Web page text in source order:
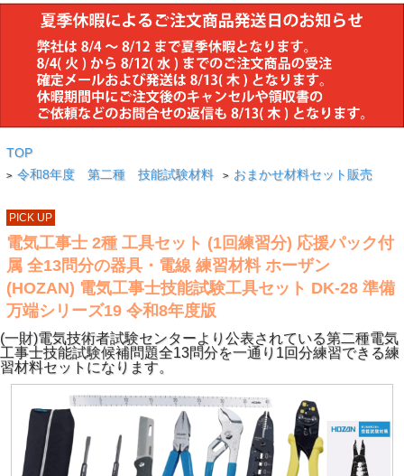
TOP
> 令和8年度 第二種 技能試験材料 > おまかせ材料セット販売
PICK UP
電気工事士 2種 工具セット (1回練習分) 応援パック付
属 全13問分の器具・電線 練習材料 ホーザン
(HOZAN) 電気工事士技能試験工具セット DK-28 準備
万端シリーズ19 令和8年度版
(一財)電気技術者試験センターより公表されている第二種電気
工事士技能試験候補問題全13問分を一通り1回分練習できる練
習材料セットになります。